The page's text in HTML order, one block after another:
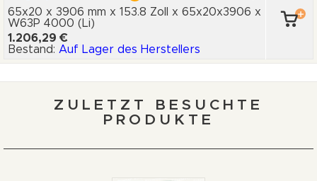
65x20 x 3906 mm x 153.8 Zoll x 65x20x3906 x
W63P 4000 (Li)
1.206,29 €
Bestand: Auf Lager des Herstellers
ZULETZT BESUCHTE
PRODUKTE